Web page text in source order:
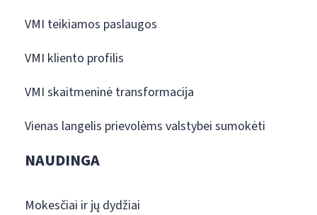
VMI teikiamos paslaugos
VMI kliento profilis
VMI skaitmeninė transformacija
Vienas langelis prievolėms valstybei sumokėti
NAUDINGA
Mokesčiai ir jų dydžiai